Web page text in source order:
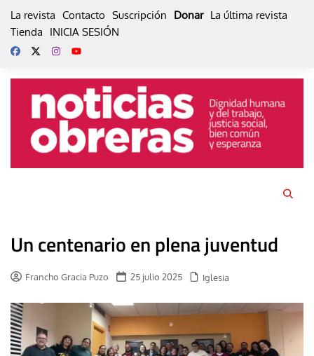
La revista Contacto Suscripción Donar La última revista
Tienda
INICIA SESIÓN
Un centenario en plena juventud
Francho Gracia Puzo 25 julio 2025 Iglesia